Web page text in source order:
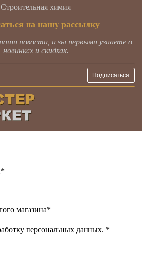
Строительная химия
на нашу рассылку
новости, и вы первыми узнаете о
новинках и скидках.
*
магазина*
персональных данных. *